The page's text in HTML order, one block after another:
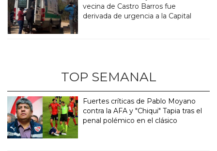
vecina de Castro Barros fue
derivada de urgencia a la Capital
TOP SEMANAL
Fuertes críticas de Pablo Moyano
contra la AFA y "Chiqui" Tapia tras el
penal polémico en el clásico